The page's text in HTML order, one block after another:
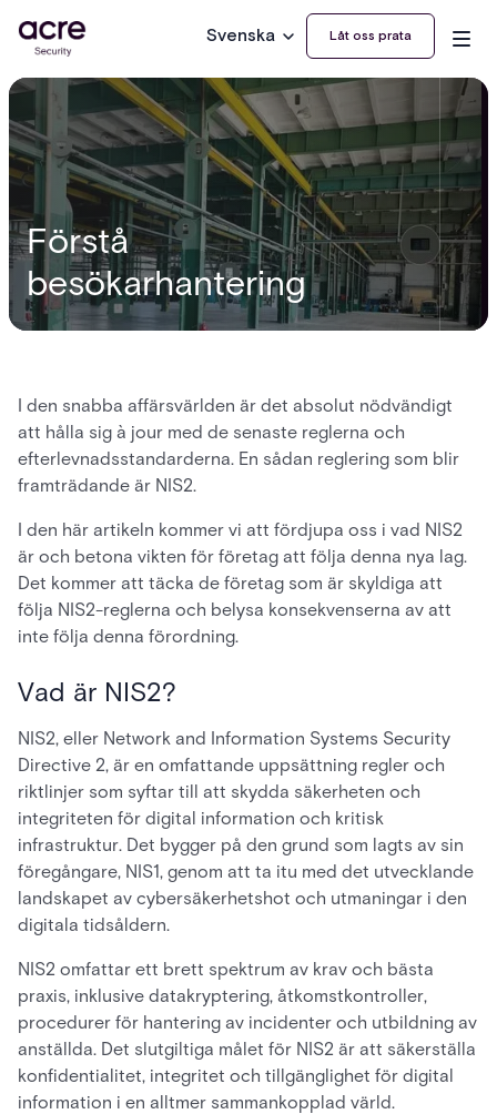
Svenska Låt oss prata
Förstå
besökarhantering
I den snabba affärsvärlden är det absolut nödvändigt
att hålla sig à jour med de senaste reglerna och
efterlevnadsstandarderna. En sådan reglering som blir
framträdande är NIS2.
I den här artikeln kommer vi att fördjupa oss i vad NIS2
är och betona vikten för företag att följa denna nya lag.
Det kommer att täcka de företag som är skyldiga att
följa NIS2-reglerna och belysa konsekvenserna av att
inte följa denna förordning.
Vad är NIS2?
NIS2, eller Network and Information Systems Security
Directive 2, är en omfattande uppsättning regler och
riktlinjer som syftar till att skydda säkerheten och
integriteten för digital information och kritisk
infrastruktur. Det bygger på den grund som lagts av sin
föregångare, NIS1, genom att ta itu med det utvecklande
landskapet av cybersäkerhetshot och utmaningar i den
digitala tidsåldern.
NIS2 omfattar ett brett spektrum av krav och bästa
praxis, inklusive datakryptering, åtkomstkontroller,
procedurer för hantering av incidenter och utbildning av
anställda. Det slutgiltiga målet för NIS2 är att säkerställa
konfidentialitet, integritet och tillgänglighet för digital
information i en alltmer sammankopplad värld.